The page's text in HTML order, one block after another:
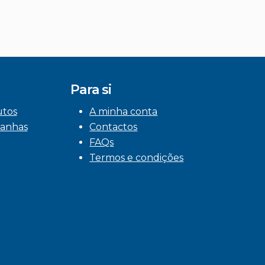
Para si
A minha conta
Contactos
FAQs
Termos e condições